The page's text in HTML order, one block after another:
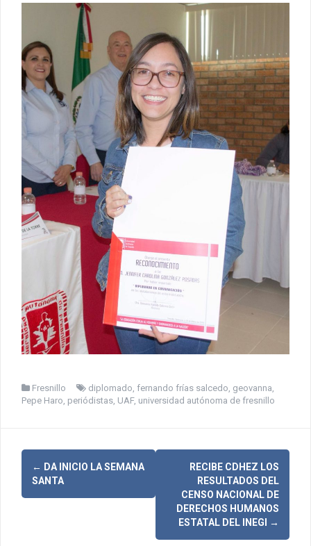
Fresnillo diplomado, fernando frías salcedo, geovanna,
Pepe Haro, periódistas, UAF, universidad autónoma de fresnillo
N
a
← DA INICIO LA SEMANA
SANTA
RECIBE CDHEZ LOS
RESULTADOS DEL
CENSO NACIONAL DE
DERECHOS HUMANOS
ESTATAL DEL INEGI
→